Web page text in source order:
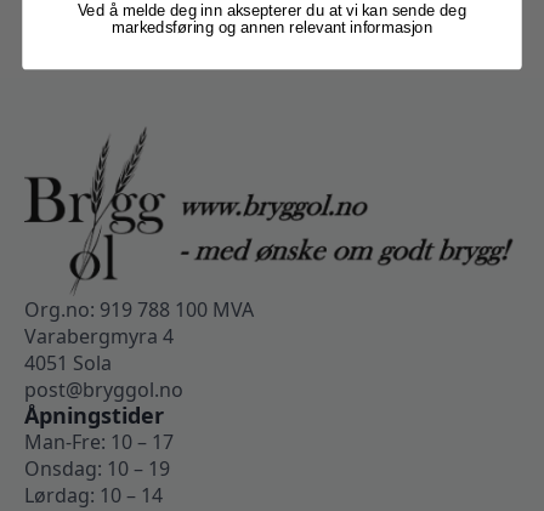
Org.no: 919 788 100 MVA
Varabergmyra 4
4051 Sola
post@bryggol.no
Åpningstider
Man-Fre: 10 – 17
Onsdag: 10 – 19
Lørdag: 10 – 14
Ved å melde deg inn aksepterer du at vi kan sende deg
markedsføring og annen relevant informasjon